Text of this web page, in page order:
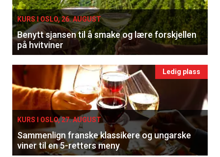
KURS I OSLO, 26. AUGUST
Benytt sjansen til å smake og lære forskjellen
på hvitviner
Ledig plass
KURS I OSLO, 27. AUGUST
Sammenlign franske klassikere og ungarske
viner til en 5-retters meny